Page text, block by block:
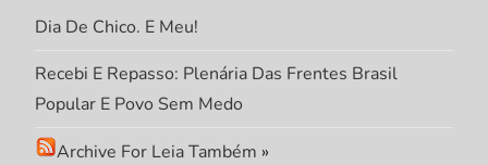
Dia De Chico. E Meu!
Recebi E Repasso: Plenária Das Frentes Brasil
Popular E Povo Sem Medo
Archive For Leia Também »